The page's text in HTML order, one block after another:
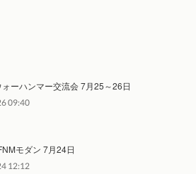
ォーハンマー交流会 7月25～26日
09:40
モダン 7月24日
12:12